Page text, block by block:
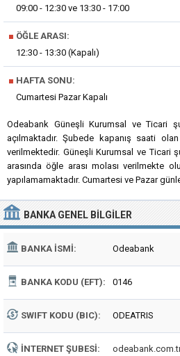
09:00 - 12:30 ve 13:30 - 17:00
■ ÖĞLE ARASI:
12:30 - 13:30 (Kapalı)
■ HAFTA SONU:
Cumartesi Pazar Kapalı
Odeabank Güneşli Kurumsal ve Ticari
açılmaktadır. Şubede kapanış saati
verilmektedir. Güneşli Kurumsal ve Ticari
arasında öğle arası molası verilmekte
yapılamamaktadır. Cumartesi ve Pazar
BANKA GENEL BILGILER
BANKA İSMI: Odeabank
BANKA KODU (EFT): 0146
SWIFT KODU (BIC): ODEATRIS
İNTERNET ŞUBESI: